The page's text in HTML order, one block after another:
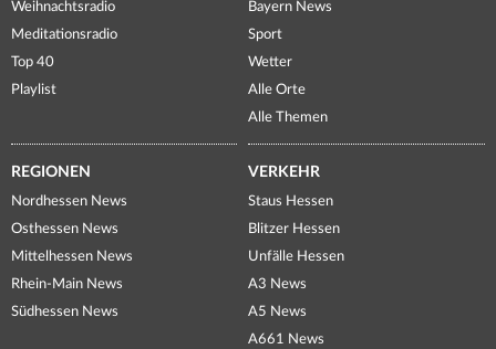
Weihnachtsradio
Meditationsradio
Top 40
Playlist
Bayern News
Sport
Wetter
Alle Orte
Alle Themen
REGIONEN
Nordhessen News
Osthessen News
Mittelhessen News
Rhein-Main News
Südhessen News
VERKEHR
Staus Hessen
Blitzer Hessen
Unfälle Hessen
A3 News
A5 News
A661 News